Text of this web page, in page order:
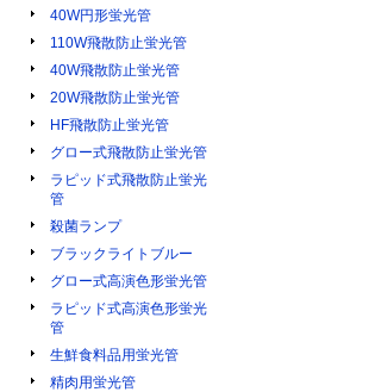
40W円形蛍光管
110W飛散防止蛍光管
40W飛散防止蛍光管
20W飛散防止蛍光管
HF飛散防止蛍光管
グロー式飛散防止蛍光管
ラピッド式飛散防止蛍光
管
殺菌ランプ
ブラックライトブルー
グロー式高演色形蛍光管
ラピッド式高演色形蛍光
管
生鮮食料品用蛍光管
精肉用蛍光管